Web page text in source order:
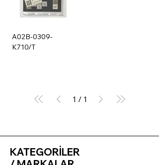
A02B-0309-
K710/T
1 / 1
KATEGORİLER